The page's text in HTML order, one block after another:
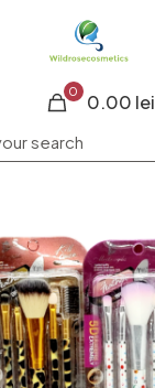
0 0.00 lei